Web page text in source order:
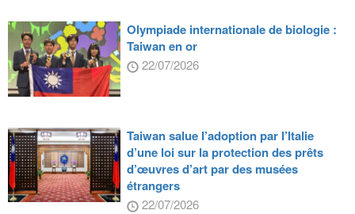
Olympiade internationale de biologie :
Taiwan en or
22/07/2026
Taiwan salue l’adoption par l’Italie
d’une loi sur la protection des prêts
d’œuvres d’art par des musées
étrangers
22/07/2026